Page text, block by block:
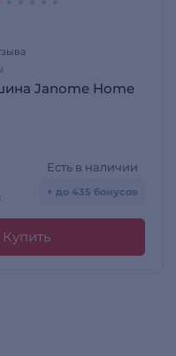
Janome Home
Есть в наличии
+ до 435 бонусов
Купить